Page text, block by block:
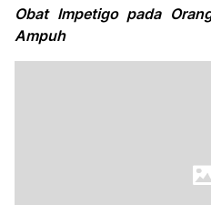
Obat Impetigo pada
Ampuh